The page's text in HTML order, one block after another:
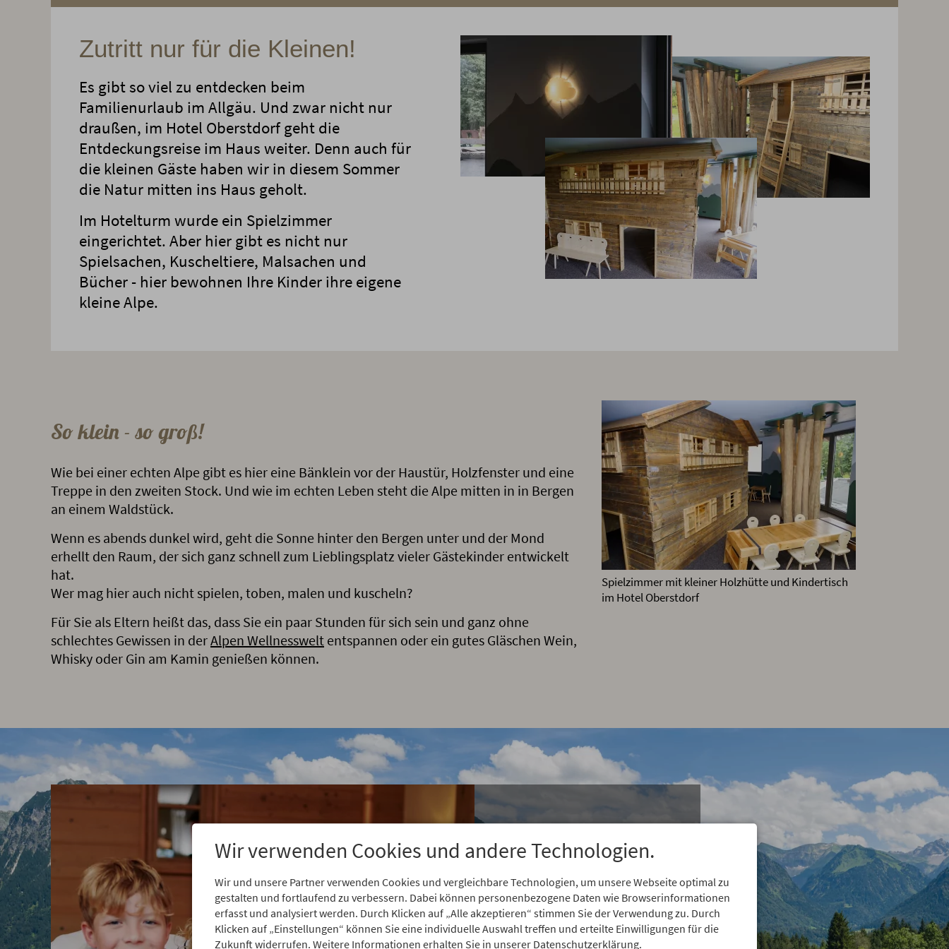
Zutritt nur für die Kleinen!
Es gibt so viel zu entdecken beim
Familienurlaub im Allgäu. Und zwar nicht nur
draußen, im Hotel Oberstdorf geht die
Entdeckungsreise im Haus weiter. Denn auch für
die kleinen Gäste haben wir in diesem Sommer
die Natur mitten ins Haus geholt.
Im Hotelturm wurde ein Spielzimmer
eingerichtet. Aber hier gibt es nicht nur
Spielsachen, Kuscheltiere, Malsachen und
Bücher - hier bewohnen Ihre Kinder ihre eigene
kleine Alpe.
So klein - so groß!
Wie bei einer echten Alpe gibt es hier eine Bänklein vor der Haustür, Holzfenster und eine
Treppe in den zweiten Stock. Und wie im echten Leben steht die Alpe mitten in in Bergen
an einem Waldstück.
Wenn es abends dunkel wird, geht die Sonne hinter den Bergen unter und der Mond
erhellt den Raum, der sich ganz schnell zum Lieblingsplatz vieler Gästekinder entwickelt
hat.
Wer mag hier auch nicht spielen, toben, malen und kuscheln?
Für Sie als Eltern heißt das, dass Sie ein paar Stunden für sich sein und ganz ohne
schlechtes Gewissen in derAlpen Wellnesswelt entspannen oder ein gutes Gläschen Wein,
Whisky oder Gin am Kamin genießen können.
Spielzimmer mit kleiner Holzhütte und Kindertisch
im Hotel Oberstdorf
Feelgood-
Familienurlaub
Allgäu
Urlaub mit Kindern im Allgäu
Wir verwenden Cookies und andere Technologien.
Wir und unsere Partner verwenden Cookies und vergleichbare Technologien, um unsere Webseite optimal zu
gestalten und fortlaufend zu verbessern. Dabei können personenbezogene Daten wie Browserinformationen
erfasst und analysiert werden. Durch Klicken auf „Alle akzeptieren“ stimmen Sie der Verwendung zu. Durch
Klicken auf „Einstellungen“ können Sie eine individuelle Auswahl treffen und erteilte Einwilligungen für die
Zukunft widerrufen. Weitere Informationen erhalten Sie in unserer Datenschutzerklärung.